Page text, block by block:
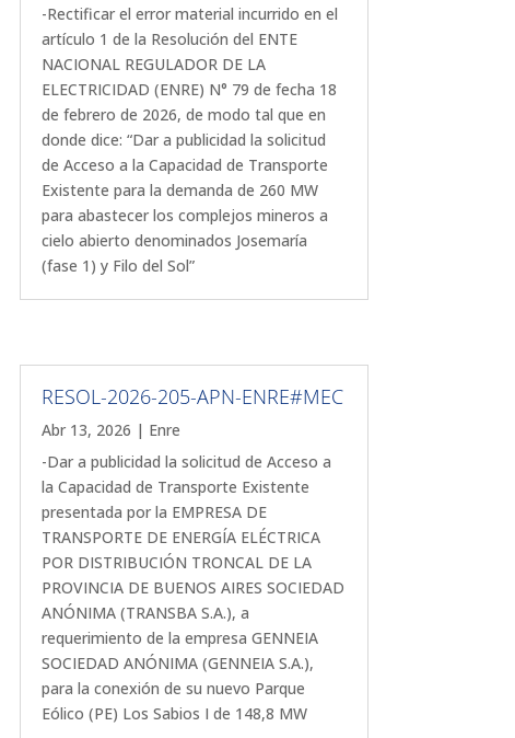
-Rectificar el error material incurrido en el
artículo 1 de la Resolución del ENTE
NACIONAL REGULADOR DE LA
ELECTRICIDAD (ENRE) N° 79 de fecha 18
de febrero de 2026, de modo tal que en
donde dice: “Dar a publicidad la solicitud
de Acceso a la Capacidad de Transporte
Existente para la demanda de 260 MW
para abastecer los complejos mineros a
cielo abierto denominados Josemaría
(fase 1) y Filo del Sol”
RESOL-2026-205-APN-ENRE#MEC
Abr 13, 2026 | Enre
-Dar a publicidad la solicitud de Acceso a
la Capacidad de Transporte Existente
presentada por la EMPRESA DE
TRANSPORTE DE ENERGÍA ELÉCTRICA
POR DISTRIBUCIÓN TRONCAL DE LA
PROVINCIA DE BUENOS AIRES SOCIEDAD
ANÓNIMA (TRANSBA S.A.), a
requerimiento de la empresa GENNEIA
SOCIEDAD ANÓNIMA (GENNEIA S.A.),
para la conexión de su nuevo Parque
Eólico (PE) Los Sabios I de 148,8 MW